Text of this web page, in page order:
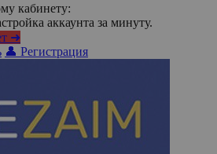
кабинету:
аккаунта за минуту.
➜
👤 Регистрация